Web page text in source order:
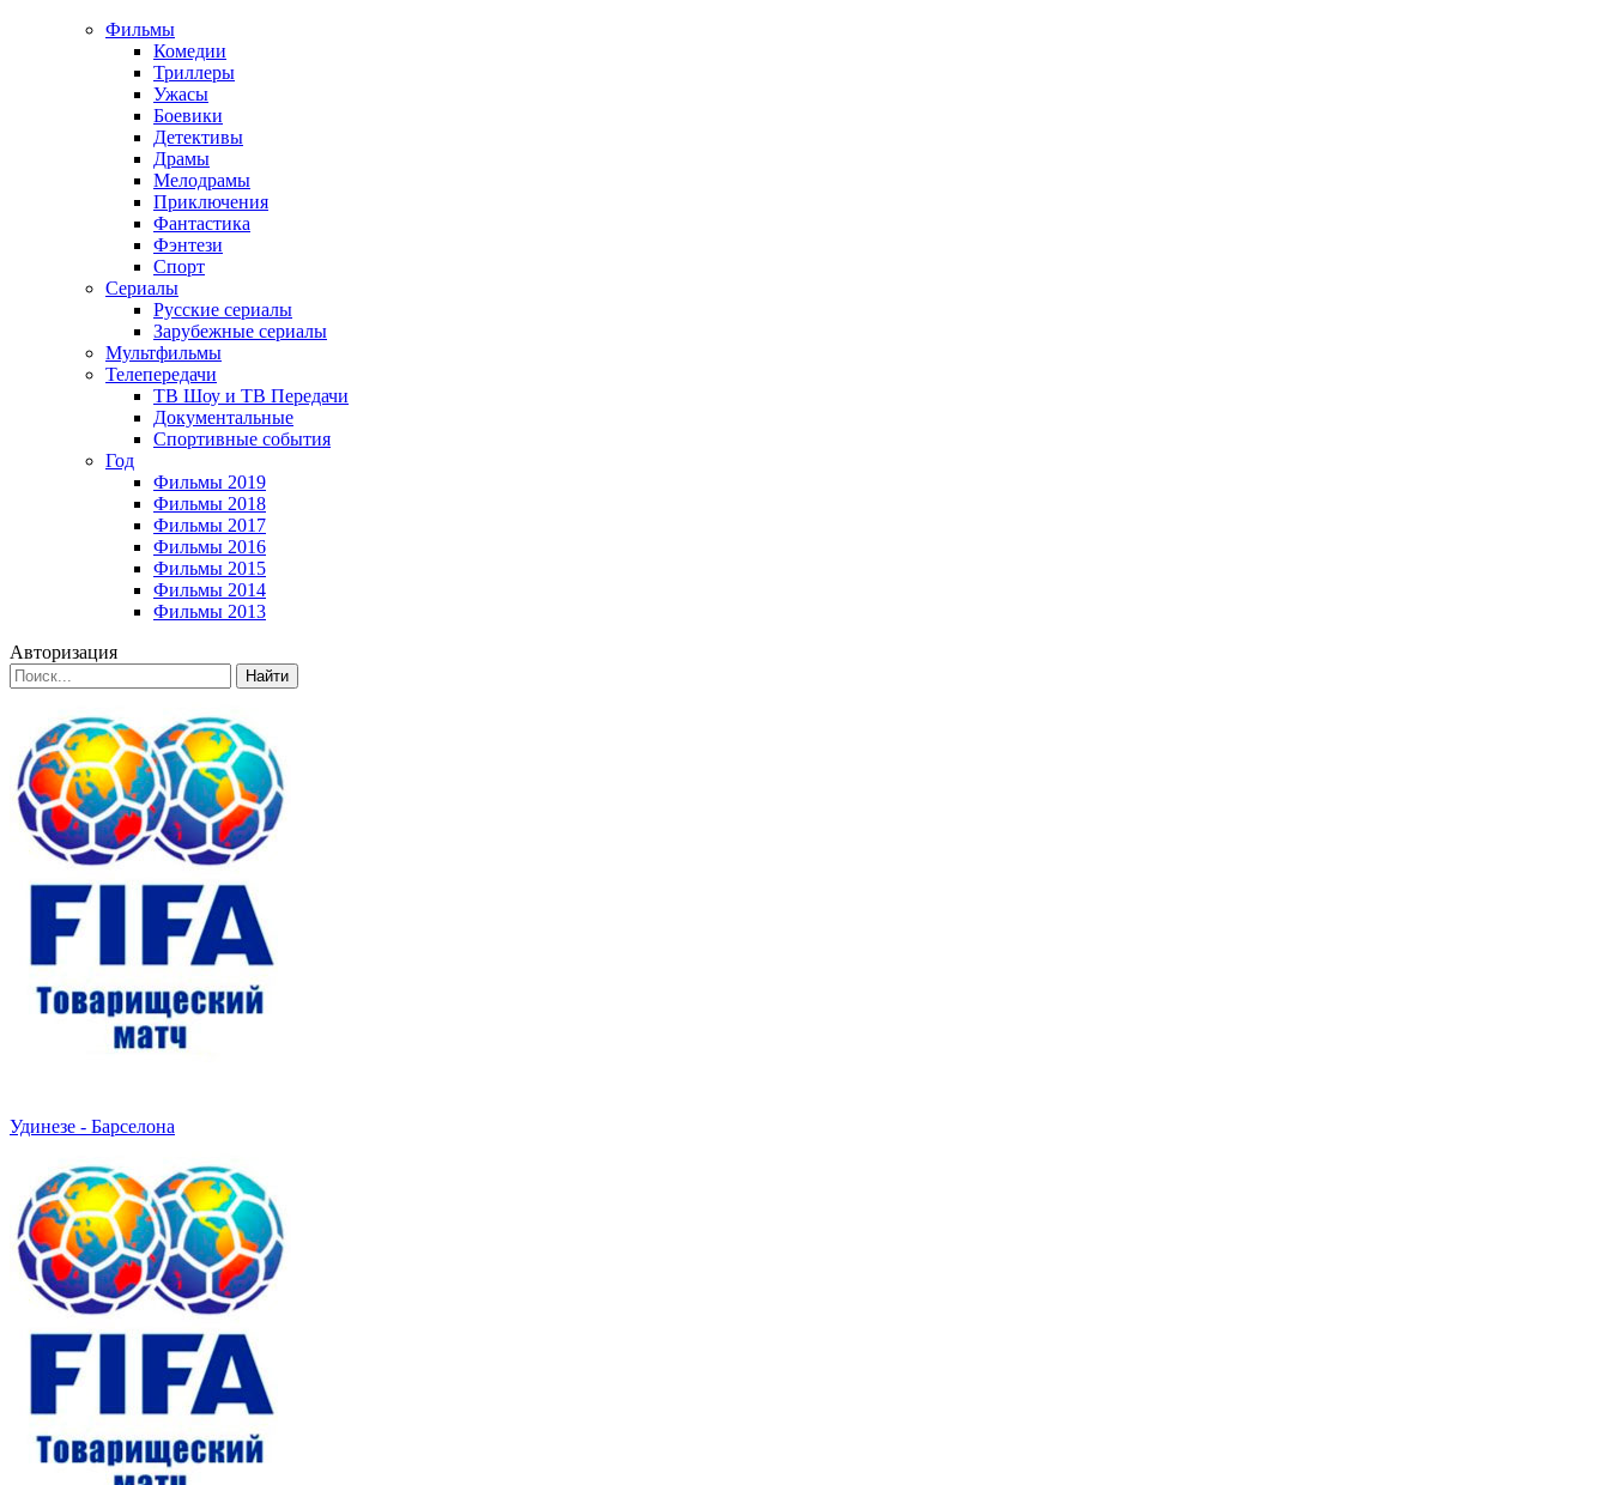
Фильмы
Комедии
Триллеры
Ужасы
Боевики
Детективы
Драмы
Мелодрамы
Приключения
Фантастика
Фэнтези
Спорт
Сериалы
Русские сериалы
Зарубежные сериалы
Мультфильмы
Телепередачи
ТВ Шоу и ТВ Передачи
Документальные
Спортивные события
Год
Фильмы 2019
Фильмы 2018
Фильмы 2017
Фильмы 2016
Фильмы 2015
Фильмы 2014
Фильмы 2013
Авторизация
Найти
Удинезе - Барселона